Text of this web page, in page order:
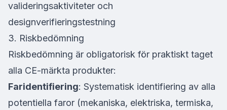
valideringsaktiviteter och
designverifieringstestning
3. Riskbedömning
Riskbedömning är obligatorisk för praktiskt taget
alla CE-märkta produkter:
Faridentifiering: Systematisk identifiering av alla
potentiella faror (mekaniska, elektriska, termiska,